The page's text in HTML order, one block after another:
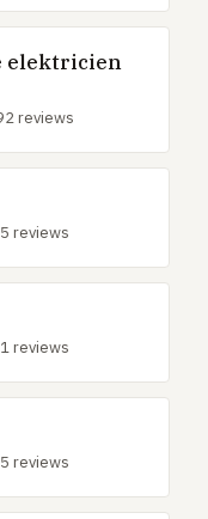
elektricien
reviews
reviews
reviews
reviews